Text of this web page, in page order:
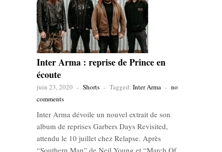
Inter Arma : reprise de Prince en
écoute
juin 23, 2020 - Shorts - Tagged: Inter Arma - no
comments
Inter Arma dévoile un nouvel extrait de son
album de reprises Garbers Days Revisited,
attendu le 10 juillet chez Relapse. Après